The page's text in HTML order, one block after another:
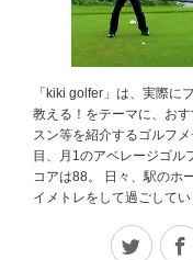
「kiki golfer」は、実際に
教える！をテーマに、お
スン等を紹介するゴルフ
目、月1のアベレージゴル
コアは88。 日々、駅のホ
イメトレをして過ごして
Twitter